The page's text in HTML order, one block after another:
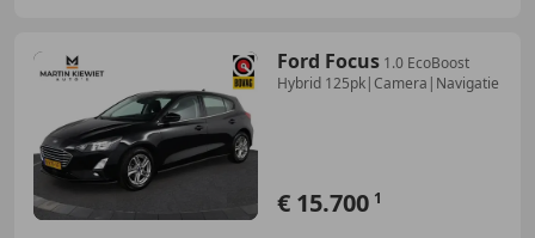
Ford Focus 1.0 EcoBoost
Hybrid 125pk|Camera|Navigatie
€ 15.700 1